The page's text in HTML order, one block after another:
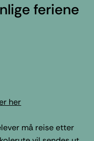
feriene
her
må reise etter